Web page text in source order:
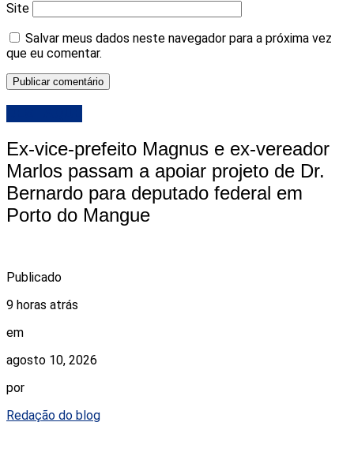
Site
Salvar meus dados neste navegador para a próxima vez
que eu comentar.
Ex-vice-prefeito Magnus e ex-vereador
Marlos passam a apoiar projeto de Dr.
Bernardo para deputado federal em
Porto do Mangue
Publicado
9 horas atrás
em
agosto 10, 2026
por
Redação do blog